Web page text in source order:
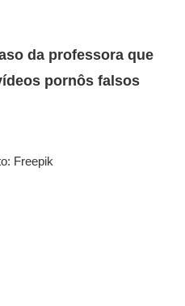
da professora que
pornôs falsos
Freepik